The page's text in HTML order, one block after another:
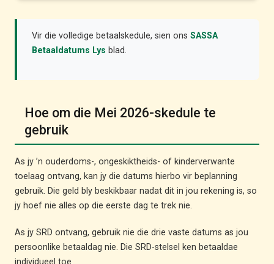
Vir die volledige betaalskedule, sien ons SASSA
Betaaldatums Lys blad.
Hoe om die Mei 2026-skedule te
gebruik
As jy ’n ouderdoms-, ongeskiktheids- of kinderverwante
toelaag ontvang, kan jy die datums hierbo vir beplanning
gebruik. Die geld bly beskikbaar nadat dit in jou rekening is, so
jy hoef nie alles op die eerste dag te trek nie.
As jy SRD ontvang, gebruik nie die drie vaste datums as jou
persoonlike betaaldag nie. Die SRD-stelsel ken betaaldae
individueel toe.